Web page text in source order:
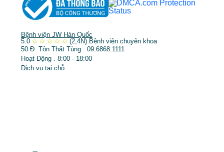
Bệnh viện JW Hàn Quốc
5.0 ✩ ✩ ✩ ✩ ✩ (2,4N) Bệnh viện chuyên khoa
50 Đ. Tôn Thất Tùng . 09.6868.1111
Hoạt Động . 8:00 - 18:00
Dịch vụ tại chỗ